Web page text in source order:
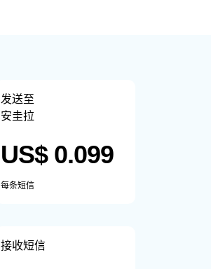
发送至
安圭拉
US$ 0.099
每条短信
接收短信